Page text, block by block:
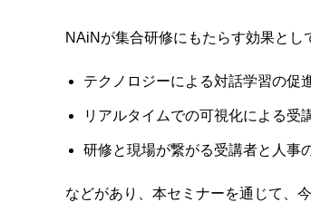
NAiNが集合研修にもたらす効果とし
テクノロジーによる対話学習の促
リアルタイムでの可視化による受
研修と現場が繋がる受講者と人事
などがあり、本セミナーを通じて、